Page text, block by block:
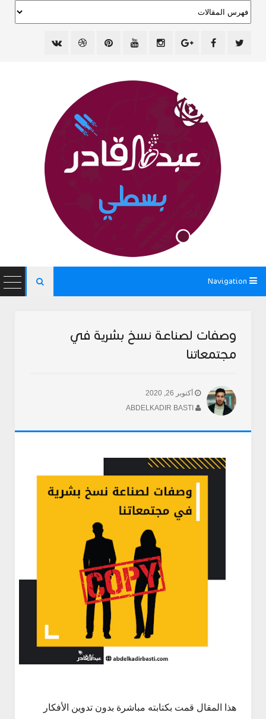

وصفات لصناعة نسخ بشرية في
مجتمعاتنا
أكتوبر 26, 2020
هذا المقال قمت بكتابته مباشرة بدون تدوين الأفكار